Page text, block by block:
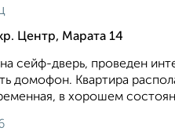
Центр, Марата 14
сейф-дверь, проведен
домофон. Квартира
в хорошем